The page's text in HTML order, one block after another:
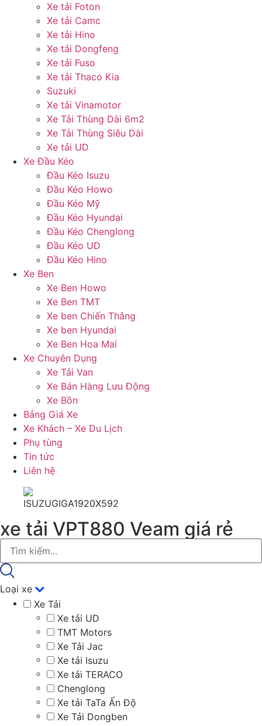
Xe tải Foton
Xe tải Camc
Xe tải Hino
Xe tải Dongfeng
Xe tải Fuso
Xe tải Thaco Kia
Suzuki
Xe tải Vinamotor
Xe Tải Thùng Dài 6m2
Xe Tải Thùng Siêu Dài
Xe tải UD
Xe Đầu Kéo
Đầu Kéo Isuzu
Đầu Kéo Howo
Đầu Kéo Mỹ
Đầu Kéo Hyundai
Đầu Kéo Chenglong
Đầu Kéo UD
Đầu Kéo Hino
Xe Ben
Xe Ben Howo
Xe Ben TMT
Xe ben Chiến Thắng
Xe ben Hyundai
Xe Ben Hoa Mai
Xe Chuyên Dụng
Xe Tải Van
Xe Bán Hàng Lưu Động
Xe Bồn
Bảng Giá Xe
Xe Khách – Xe Du Lịch
Phụ tùng
Tin tức
Liên hệ
xe tải VPT880 Veam giá rẻ
Loại xe
Xe Tải
Xe tải UD
TMT Motors
Xe Tải Jac
Xe tải Isuzu
Xe tải TERACO
Chenglong
Xe tải TaTa Ấn Độ
Xe Tải Dongben